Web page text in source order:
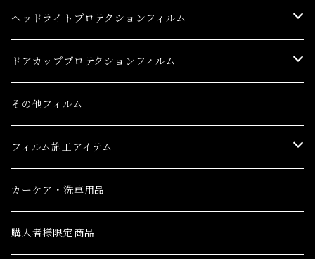
ヘッドライトプロテクションフィルム
トヨタ
86(GR86)
bB
レクサス
CT
ES
日産
AD(NV150 AD)
GT-R
ホンダ
CR-V
三菱
ドアカッププロテクションフィルム
トヨタ
86(GR86)
bB
レクサス
CT
ES
日産
AD(NV150 AD)
ホンダ
その他フィルム
フィルム施工アイテム
フィルム施工アイテム
カーケア・洗車用品
購入者様限定商品